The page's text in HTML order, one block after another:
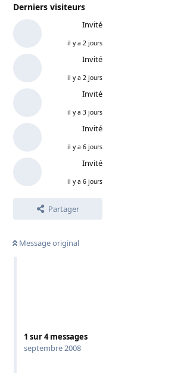
Derniers visiteurs
Invité
il y a 2 jours
Invité
il y a 2 jours
Invité
il y a 3 jours
Invité
il y a 6 jours
Invité
il y a 6 jours
Partager
Message original
1 sur4messages
septembre 2008